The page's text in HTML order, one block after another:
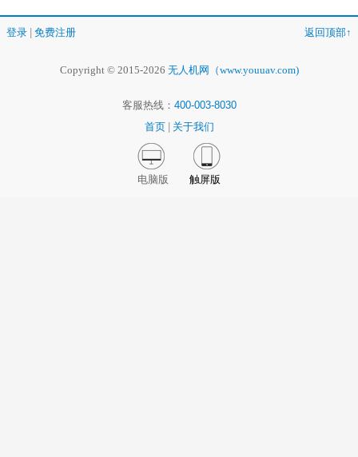
登录 免费注册 返回顶部↑
Copyright © 2015-2026 无人机网（www.youuav.com)
客服热线： 400-003-8030
首页
关于我们
电脑版 触屏版